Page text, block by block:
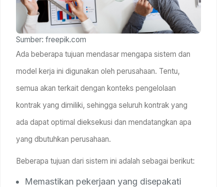
Sumber: freepik.com
Ada beberapa tujuan mendasar mengapa sistem dan
model kerja ini digunakan oleh perusahaan. Tentu,
semua akan terkait dengan konteks pengelolaan
kontrak yang dimiliki, sehingga seluruh kontrak yang
ada dapat optimal dieksekusi dan mendatangkan apa
yang dbutuhkan perusahaan.
Beberapa tujuan dari sistem ini adalah sebagai berikut:
Memastikan pekerjaan yang disepakati